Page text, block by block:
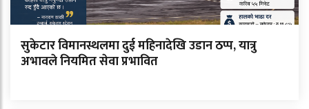
सुकेटार विमानस्थलमा दुई महिनादेखि उडान ठप्प, यात्रु
अभावले नियमित सेवा प्रभावित